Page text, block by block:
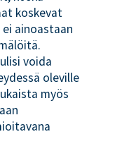
koskevat
ainoastaan
voida
oleville
myös